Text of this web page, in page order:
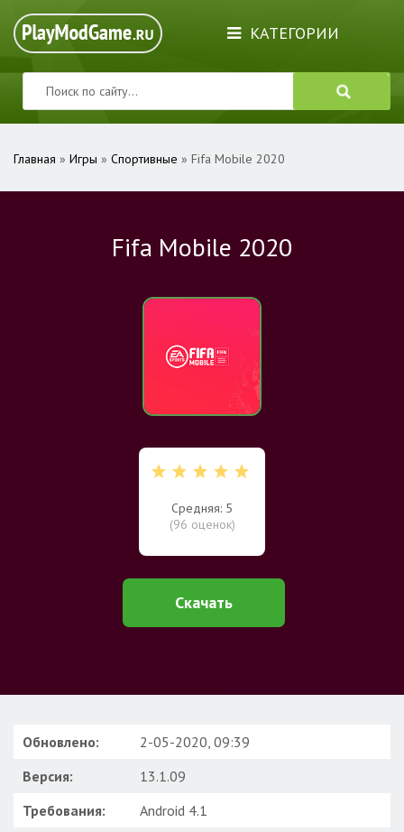
КАТЕГОРИИ
Главная » Игры » Спортивные » Fifa Mobile 2020
Fifa Mobile 2020
Средняя: 5
(96 оценок)
Скачать
Обновлено:
2-05-2020, 09:39
Версия:
13.1.09
Требования:
Android 4.1